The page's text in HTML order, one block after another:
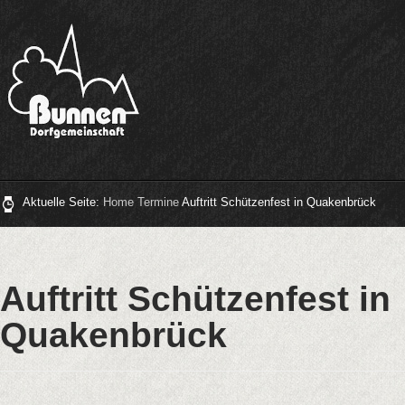
Aktuelle Seite: Home Termine Auftritt Schützenfest in Quakenbrück
Auftritt Schützenfest in
Quakenbrück